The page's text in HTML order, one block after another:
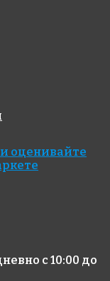
3690 руб.с 10:00 до